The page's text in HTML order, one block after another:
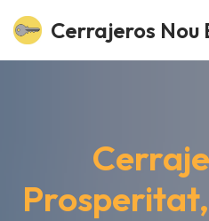
Saltar
Cerrajeros Nou